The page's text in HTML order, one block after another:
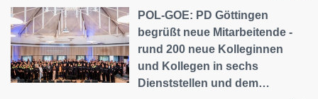
POL-GOE: PD Göttingen
begrüßt neue Mitarbeitende -
rund 200 neue Kolleginnen
und Kollegen in sechs
Dienststellen und dem…